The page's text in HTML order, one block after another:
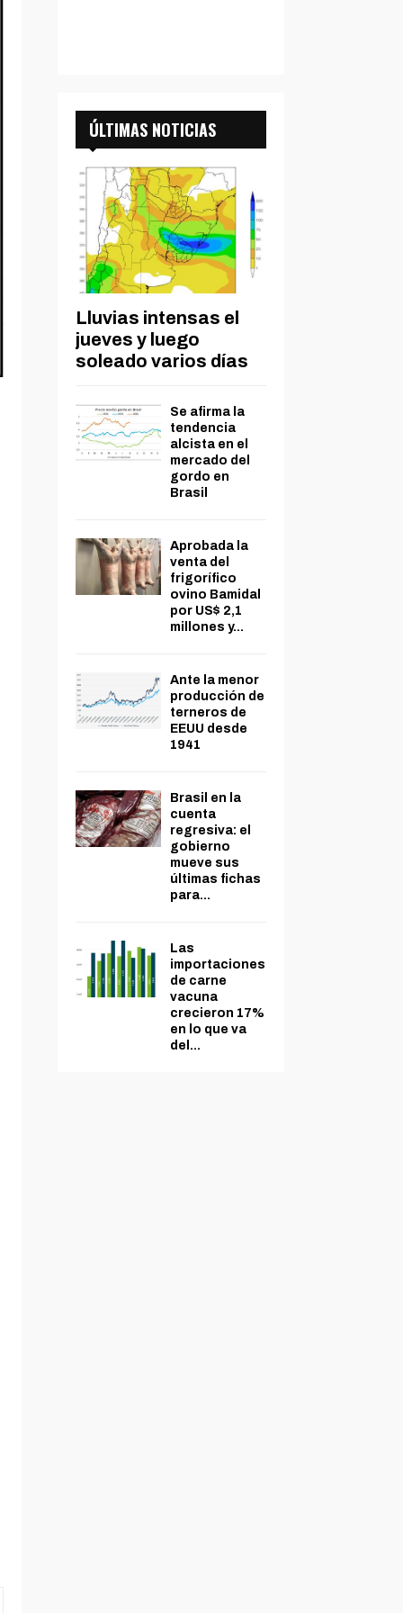
ÚLTIMAS NOTICIAS
Lluvias intensas el
jueves y luego
soleado varios días
Se afirma la
tendencia
alcista en el
mercado del
gordo en
Brasil
Aprobada la
venta del
frigorífico
ovino Bamidal
por US$ 2,1
millones y...
Ante la menor
producción de
terneros de
EEUU desde
1941
Brasil en la
cuenta
regresiva: el
gobierno
mueve sus
últimas fichas
para...
Las
importaciones
de carne
vacuna
crecieron 17%
en lo que va
del...